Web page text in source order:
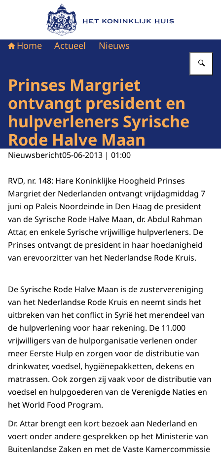
Naar de homepage van Het Koninklijk Huis
Home Actueel Nieuws
Prinses Margriet
ontvangt president en
hulpverleners Syrische
Rode Halve Maan
Nieuwsbericht05-06-2013 | 01:00
RVD, nr. 148: Hare Koninklijke Hoogheid Prinses
Margriet der Nederlanden ontvangt vrijdagmiddag 7
juni op Paleis Noordeinde in Den Haag de president
van de Syrische Rode Halve Maan, dr. Abdul Rahman
Attar, en enkele Syrische vrijwillige hulpverleners. De
Prinses ontvangt de president in haar hoedanigheid
van erevoorzitter van het Nederlandse Rode Kruis.
De Syrische Rode Halve Maan is de zustervereniging
van het Nederlandse Rode Kruis en neemt sinds het
uitbreken van het conflict in Syrië het merendeel van
de hulpverlening voor haar rekening. De 11.000
vrijwilligers van de hulporganisatie verlenen onder
meer Eerste Hulp en zorgen voor de distributie van
drinkwater, voedsel, hygiënepakketten, dekens en
matrassen. Ook zorgen zij vaak voor de distributie van
voedsel en hulpgoederen van de Verenigde Naties en
het World Food Program.
Dr. Attar brengt een kort bezoek aan Nederland en
voert onder andere gesprekken op het Ministerie van
Buitenlandse Zaken en met de Vaste Kamercommissie